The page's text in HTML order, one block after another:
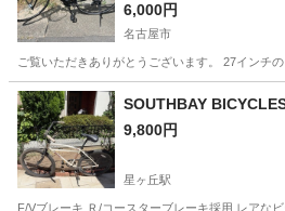
き）
6,000円
名古屋市
ご覧いただきありがとうございます。 27インチ
愛知 名古屋市 SOUTHBAY
9,800円
星ヶ丘駅
F/Vブレーキ Ｒ/コースターブレーキ採用 レアな